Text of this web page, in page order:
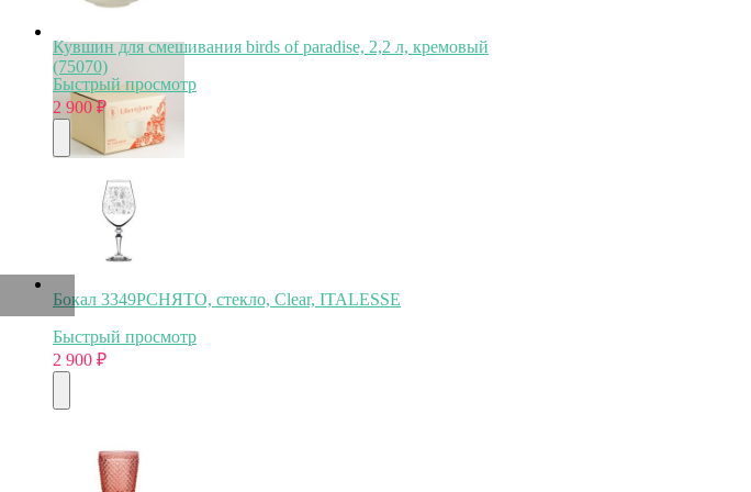
Кувшин для смешивания birds of paradise, 2,2 л, кремовый
(75070)
Быстрый просмотр
2 900₽
Бокал 3349PСНЯТО, стекло, Clear, ITALESSE
Быстрый просмотр
2 900 ₽